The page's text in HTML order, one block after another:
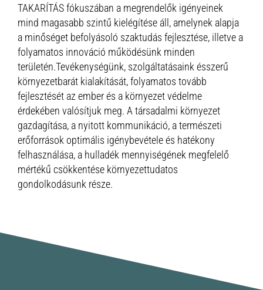
TAKARÍTÁS fókuszában a megrendelők igényeinek
mind magasabb szintű kielégítése áll, amelynek alapja
a minőséget befolyásoló szaktudás fejlesztése, illetve a
folyamatos innováció működésünk minden
területén.Tevékenységünk, szolgáltatásaink ésszerű
környezetbarát kialakítását, folyamatos tovább
fejlesztését az ember és a környezet védelme
érdekében valósítjuk meg. A társadalmi környezet
gazdagítása, a nyitott kommunikáció, a természeti
erőforrások optimális igénybevétele és hatékony
felhasználása, a hulladék mennyiségének megfelelő
mértékű csökkentése környezettudatos
gondolkodásunk része.